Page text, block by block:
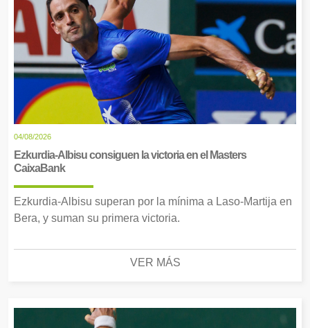
04/08/2026
Ezkurdia-Albisu consiguen la victoria en el Masters
CaixaBank
Ezkurdia-Albisu superan por la mínima a Laso-Martija en
Bera, y suman su primera victoria.
VER MÁS